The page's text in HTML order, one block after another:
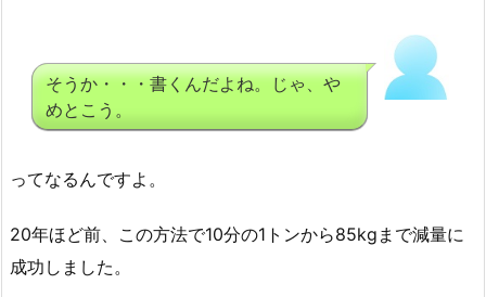
そうか・・・書くんだよね。じゃ、や
めとこう。
ってなるんですよ。
20年ほど前、この方法で10分の1トンから85kgまで減量に
成功しました。